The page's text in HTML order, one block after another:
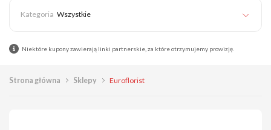
Wszystkie
Niektóre kupony zawierają linki partnerskie, za które otrzymujemy prowizję.
Strona główna Sklepy Euroflorist